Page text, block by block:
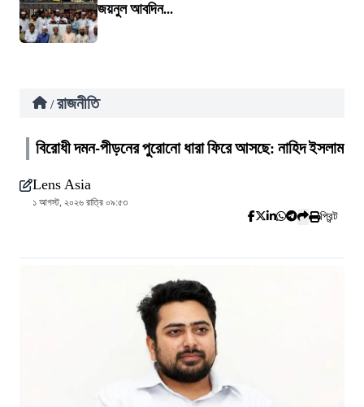
জয়নুল আবদিন...
/ রাজনীতি
বিরোধী দমন-পীড়নের পুরোনো ধারা ফিরে আসছে: নাহিদ ইসলাম
Lens Asia
১ আগস্ট, ২০২৬ রাত্রি ০৯:৫৩
প্রিন্ট